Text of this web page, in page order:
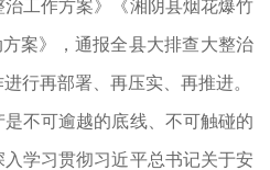
工作方案》《湘阴县烟花爆竹
案》，通报全县大排查大整治
行再部署、再压实、再推进。
不可逾越的底线、不可触碰的
学习贯彻习近平总书记关于安